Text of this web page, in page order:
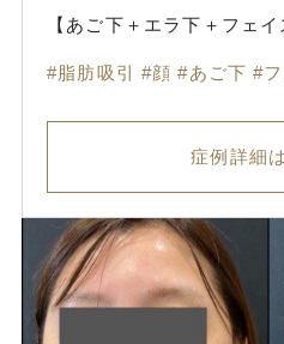
【あご下＋エラ下＋フェイ
脂肪吸引 顔 あご下
症例詳細